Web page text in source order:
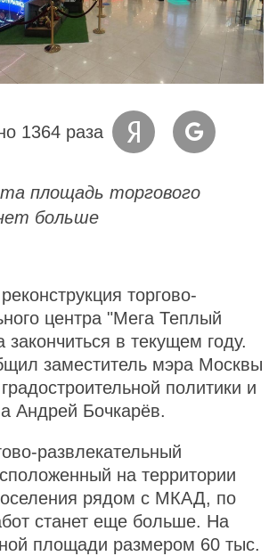
1364 раза
площадь торгового
больше
торгово-
центра "Мега Теплый
в текущем году.
заместитель мэра Москвы
политики и
Андрей Бочкарёв.
развлекательный
на территории
рядом с МКАД, по
станет еще больше. На
площади размером 60 тыс.